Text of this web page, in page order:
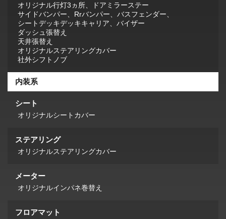
オリジナル行灯3ヵ所、ドアミラーステー
サイドバンパー、Rrバンパー、バスフェンダー、
シートデッキデッキキャリア、バイザー
ダッシュ張替え
天井張替え
オリジナルステアリングカバー
社外シフトノブ
内装系
シート
オリジナルシートカバー
ステアリング
オリジナルステアリングカバー
メーター
オリジナルインパネ巻替え
フロアマット